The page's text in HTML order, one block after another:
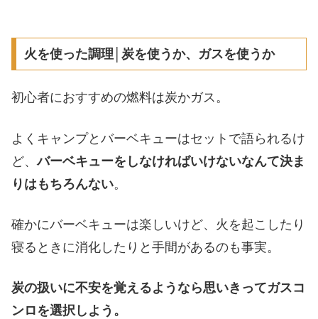
火を使った調理│炭を使うか、ガスを使うか
初心者におすすめの燃料は炭かガス。
よくキャンプとバーベキューはセットで語られるけ
ど、バーベキューをしなければいけないなんて決ま
りはもちろんない。
確かにバーベキューは楽しいけど、火を起こしたり
寝るときに消化したりと手間があるのも事実。
炭の扱いに不安を覚えるようなら思いきってガスコ
ンロを選択しよう。